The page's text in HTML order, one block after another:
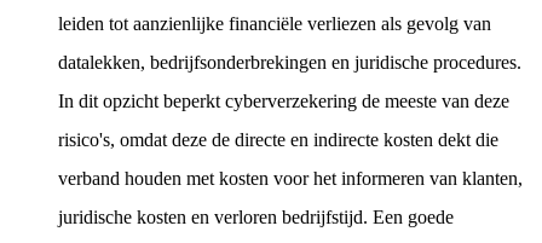
leiden tot aanzienlijke financiële verliezen als gevolg van
datalekken, bedrijfsonderbrekingen en juridische procedures.
In dit opzicht beperkt cyberverzekering de meeste van deze
risico's, omdat deze de directe en indirecte kosten dekt die
verband houden met kosten voor het informeren van klanten,
juridische kosten en verloren bedrijfstijd. Een goede